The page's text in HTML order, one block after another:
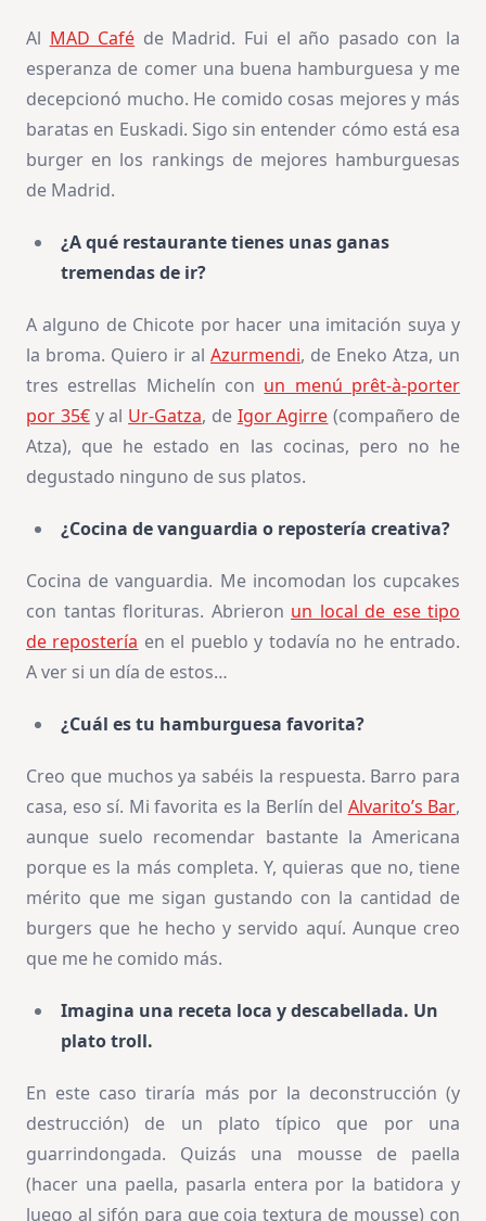
Al MAD Café de Madrid. Fui el año pasado con la
esperanza de comer una buena hamburguesa y me
decepcionó mucho. He comido cosas mejores y más
baratas en Euskadi. Sigo sin entender cómo está esa
burger en los rankings de mejores hamburguesas
de Madrid.
¿A qué restaurante tienes unas ganas
tremendas de ir?
A alguno de Chicote por hacer una imitación suya y
la broma. Quiero ir al Azurmendi, de Eneko Atza, un
tres estrellas Michelín con un menú prêt-à-porter
por 35€y al Ur-Gatza, de Igor Agirre (compañero de
Atza), que he estado en las cocinas, pero no he
degustado ninguno de sus platos.
¿Cocina de vanguardia o repostería creativa?
Cocina de vanguardia. Me incomodan los cupcakes
con tantas florituras. Abrieron un local de ese tipo
de repostería en el pueblo y todavía no he entrado.
A ver si un día de estos…
¿Cuál es tu hamburguesa favorita?
Creo que muchos ya sabéis la respuesta. Barro para
casa, eso sí. Mi favorita es la Berlín del Alvarito’s Bar,
aunque suelo recomendar bastante la Americana
porque es la más completa. Y, quieras que no, tiene
mérito que me sigan gustando con la cantidad de
burgers que he hecho y servido aquí. Aunque creo
que me he comido más.
Imagina una receta loca y descabellada. Un
plato troll.
En este caso tiraría más por la deconstrucción (y
destrucción) de un plato típico que por una
guarrindongada. Quizás una mousse de paella
(hacer una paella, pasarla entera por la batidora y
luego al sifón para que coja textura de mousse) con